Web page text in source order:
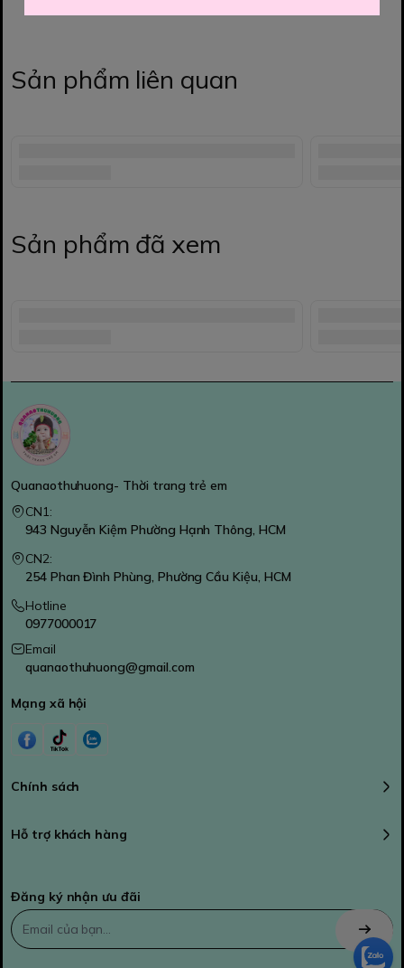
Sản phẩm liên quan
Sản phẩm đã xem
Quanaothuhuong- Thời trang trẻ em
CN1:
943 Nguyễn Kiệm Phường Hạnh Thông, HCM
CN2:
254 Phan Đình Phùng, Phường Cầu Kiệu, HCM
Hotline
0977000017
Email
quanaothuhuong@gmail.com
Mạng xã hội
Chính sách
Hỗ trợ khách hàng
Đăng ký nhận ưu đãi